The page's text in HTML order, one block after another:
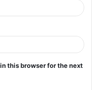
this browser for the next